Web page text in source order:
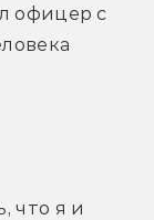
офицер с
что я и